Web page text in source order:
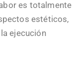
es totalmente
estéticos,
ejecución